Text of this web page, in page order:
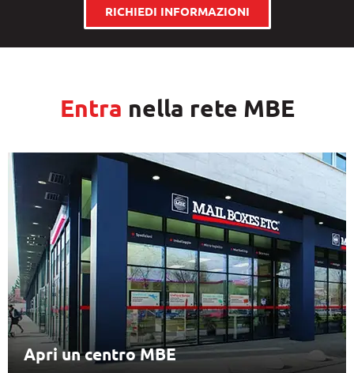
RICHIEDI INFORMAZIONI
Entra nella rete MBE
Apri un centro MBE
Apri un centro MBE
Il modello MBE standard, ideale per chi
desidera avviare un’attività nel settore dei
servizi